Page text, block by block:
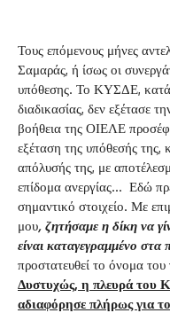
Τους επόμενους μήνες
Σαμαράς, ή ίσως οι
υπόθεσης. Το ΚΥΣΔΕ, κατά
διαδικασίας, δεν εξέτασε
βοήθεια της ΟΙΕΛΕ
εξέταση της υπόθεσής της,
απόλυσής της, με
επίδομα ανεργίας… Εδώ
σημαντικό στοιχείο. Με
μου, ζητήσαμε η δίκη να
είναι καταγεγραμμένο στα
προστατευθεί το όνομα
Δυστυχώς, η πλευρά του
αδιαφόρησε πλήρως για